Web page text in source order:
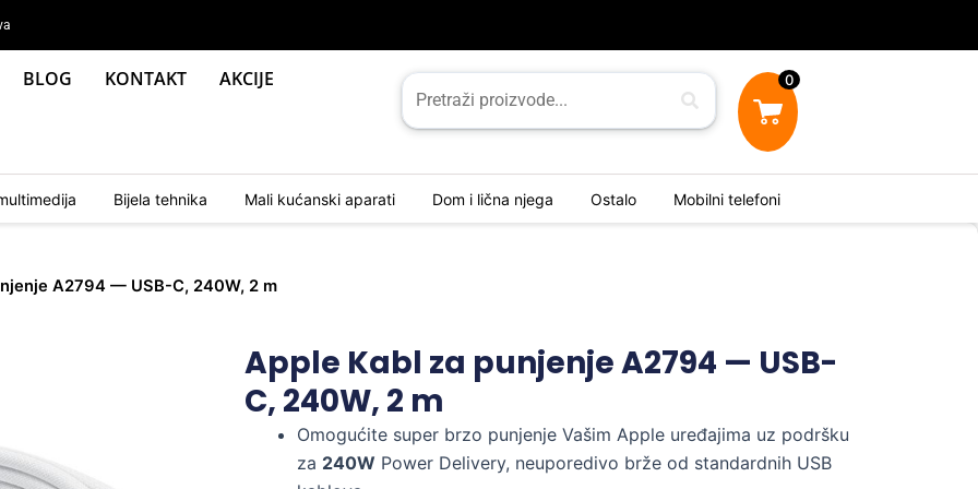
BLOG KONTAKT AKCIJE 0
Bijela tehnika Mali kućanski aparati Dom i lična njega Ostalo Mobilni telefoni
A2794 — USB-C, 240W, 2 m
Apple Kabl za punjenje A2794 — USB-
C, 240W, 2 m
Omogućite super brzo punjenje Vašim Apple uređajima uz podršku
za 240W Power Delivery, neuporedivo brže od standardnih USB